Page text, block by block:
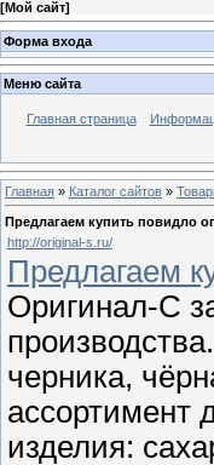
[Мой сайт]
Форма входа
Меню сайта
Главная страница
Главная » Каталог сайтов »
Предлагаем купить повидло
http://original-s.ru/
Предлагаем
Оригинал-С
черника,
ассортимент
изделия: